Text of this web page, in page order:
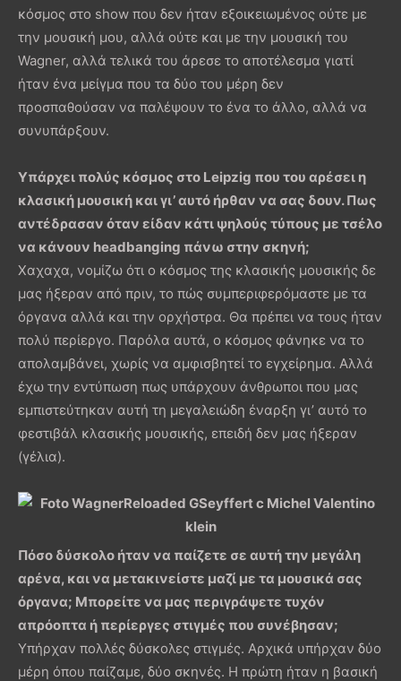
κόσμος στο show που δεν ήταν εξοικειωμένος ούτε με
την μουσική μου, αλλά ούτε και με την μουσική του
Wagner, αλλά τελικά του άρεσε το αποτέλεσμα γιατί
ήταν ένα μείγμα που τα δύο του μέρη δεν
προσπαθούσαν να παλέψουν το ένα το άλλο, αλλά να
συνυπάρξουν.
Υπάρχει πολύς κόσμος στο Leipzig που του αρέσει η
κλασική μουσική και γι’ αυτό ήρθαν να σας δουν. Πως
αντέδρασαν όταν είδαν κάτι ψηλούς τύπους με τσέλο
να κάνουν headbanging πάνω στην σκηνή;
Χαχαχα, νομίζω ότι ο κόσμος της κλασικής μουσικής δε
μας ήξεραν από πριν, το πώς συμπεριφερόμαστε με τα
όργανα αλλά και την ορχήστρα. Θα πρέπει να τους ήταν
πολύ περίεργο. Παρόλα αυτά, ο κόσμος φάνηκε να το
απολαμβάνει, χωρίς να αμφισβητεί το εγχείρημα. Αλλά
έχω την εντύπωση πως υπάρχουν άνθρωποι που μας
εμπιστεύτηκαν αυτή τη μεγαλειώδη έναρξη γι’ αυτό το
φεστιβάλ κλασικής μουσικής, επειδή δεν μας ήξεραν
(γέλια).
Πόσο δύσκολο ήταν να παίζετε σε αυτή την μεγάλη
αρένα, και να μετακινείστε μαζί με τα μουσικά σας
όργανα; Μπορείτε να μας περιγράψετε τυχόν
απρόοπτα ή περίεργες στιγμές που συνέβησαν;
Υπήρχαν πολλές δύσκολες στιγμές. Αρχικά υπήρχαν δύο
μέρη όπου παίζαμε, δύο σκηνές. Η πρώτη ήταν η βασική